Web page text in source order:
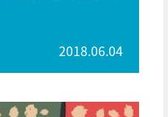
2018.06.04